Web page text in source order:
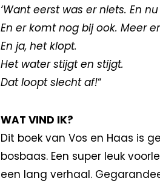
‘Want eerst was er niets. En
En er komt nog bij ook. Meer
En ja, het klopt.
Het water stijgt en stijgt.
Dat loopt slecht af!“
WAT VIND IK?
Dit boek van Vos en Haas is
bosbaas. Een super leuk
een lang verhaal.